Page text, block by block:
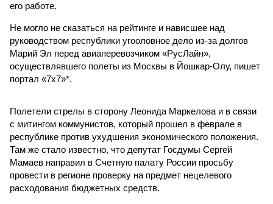
его работе.
Не могло не сказаться на рейтинге и нависшее над
руководством республики угооловное дело из-за долгов
Марий Эл перед авиаперевозчиком «РусЛайн»,
осуществлявшего полеты из Москвы в Йошкар-Олу, пишет
портал «7х7»*.
Полетели стрелы в сторону Леонида Маркелова и в связи
с митингом коммунистов, который прошел в феврале в
республике против ухудшения экономического положения.
Там же стало известно, что депутат Госдумы Сергей
Мамаев направил в Счетную палату России просьбу
провести в регионе проверку на предмет нецелевого
расходования бюджетных средств.